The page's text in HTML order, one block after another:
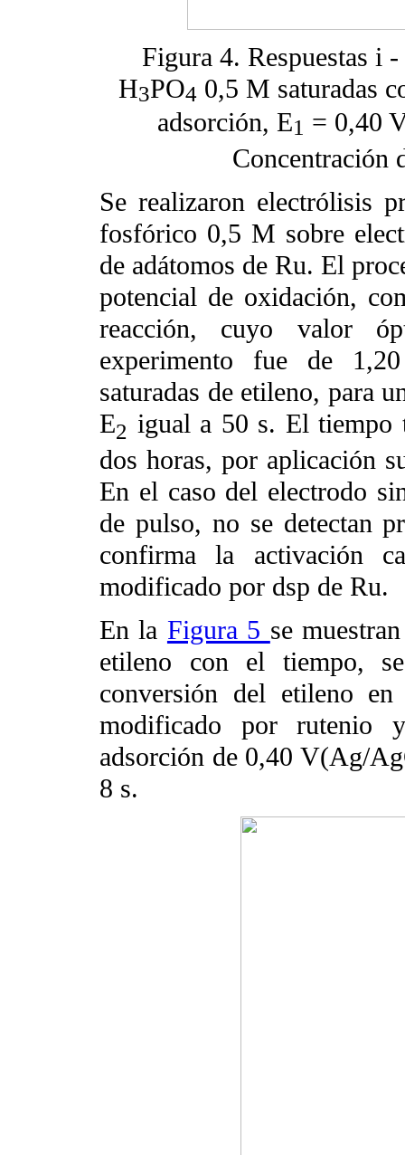
Figura 4. Respuestas i
H3PO4 0,5 M saturadas
adsorción, E1 = 0,40
Concentración
Se realizaron electrólisis
fosfórico 0,5 M sobre
de adátomos de Ru. El
potencial de oxidación,
reacción, cuyo valor
experimento fue de
saturadas de etileno, para
E2 igual a 50 s. El tiempo
dos horas, por aplicación
En el caso del electrodo
de pulso, no se detectan
confirma la activación
modificado por dsp de Ru.
En la Figura 5 se
etileno con el tiempo,
conversión del etileno
modificado por rutenio
adsorción de 0,40 V(Ag/
8 s.